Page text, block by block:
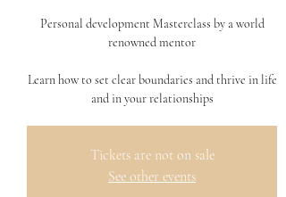
Personal development Masterclass by a world
renowned mentor
Learn how to set clear boundaries and thrive in life
and in your relationships
Tickets are not on sale
See other events